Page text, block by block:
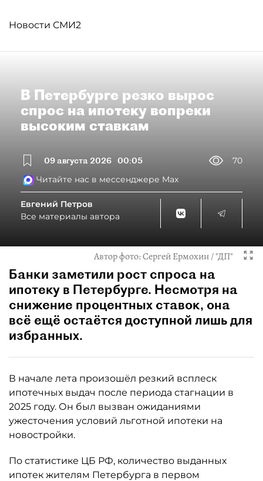
Новости СМИ2
В Петербурге резко вырос
спрос на ипотеку вопреки
высоким ставкам
09 августа 2026 00:05
70
Читайте нас в мессенджере Max
Евгений Петров
Все материалы автора
Автор фото:Сергей Ермохин / "ДП"
Банки заметили рост спроса на
ипотеку в Петербурге. Несмотря на
снижение процентных ставок, она
всё ещё остаётся доступной лишь для
избранных.
В начале лета произошёл резкий всплеск
ипотечных выдач после периода стагнации в
2025 году. Он был вызван ожиданиями
ужесточения условий льготной ипотеки на
новостройки.
По статистике ЦБ РФ, количество выданных
ипотек жителям Петербурга в первом